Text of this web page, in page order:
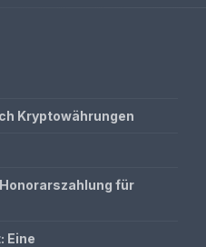
Kryptowährungen
für
Eine